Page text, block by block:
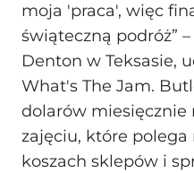
moja 'praca', więc
świąteczną podróż”
Denton w Teksasie,
What's The Jam.
dolarów
zajęciu, które
koszach sklepów i